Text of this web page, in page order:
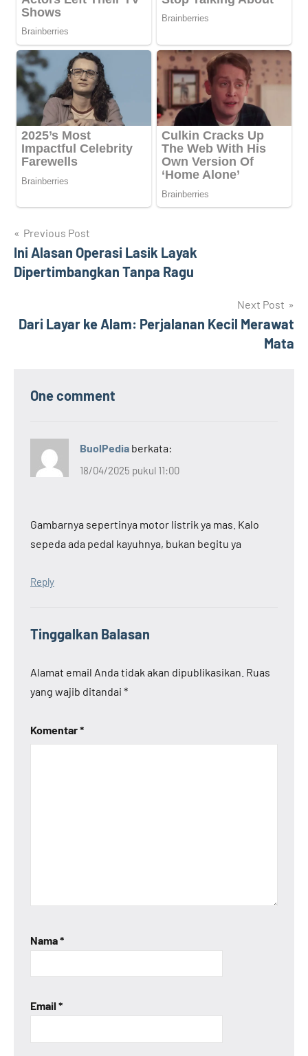
Navigasi
pos
Previous Post
Ini Alasan Operasi Lasik Layak
Dipertimbangkan Tanpa Ragu
Next Post
Dari Layar ke Alam: Perjalanan Kecil Merawat
Mata
One comment
BuolPedia berkata:
18/04/2025 pukul 11:00
Gambarnya sepertinya motor listrik ya mas. Kalo
sepeda ada pedal kayuhnya, bukan begitu ya
Reply
Tinggalkan Balasan
Alamat email Anda tidak akan dipublikasikan. Ruas
yang wajib ditandai *
Komentar*
Nama*
Email *